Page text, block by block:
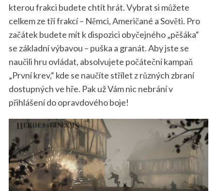
kterou frakci budete chtít hrát. Vybrat si můžete
celkem ze tří frakcí – Němci, Američané a Sověti. Pro
začátek budete mít k dispozici obyčejného „pěšáka“
se základní výbavou – puška a granát. Aby jste se
naučili hru ovládat, absolvujete počáteční kampaň
„První krev,“ kde se naučíte střílet z různých zbraní
dostupných ve hře. Pak už Vám nic nebrání v
přihlášení do opravdového boje!